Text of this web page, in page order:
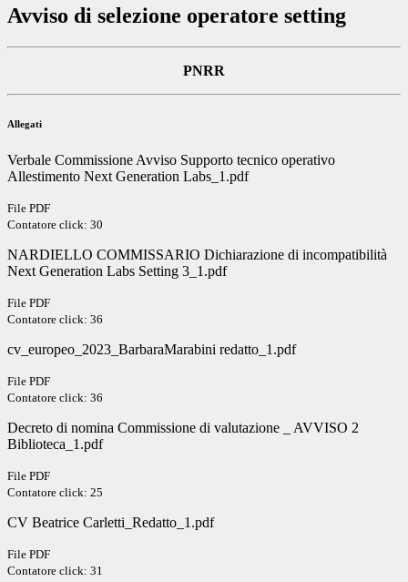
Avviso di selezione operatore setting
PNRR
Allegati
Verbale Commissione Avviso Supporto tecnico operativo
Allestimento Next Generation Labs_1.pdf
File PDF
Contatore click: 30
NARDIELLO COMMISSARIO Dichiarazione di incompatibilità
Next Generation Labs Setting 3_1.pdf
File PDF
Contatore click: 36
cv_europeo_2023_BarbaraMarabini redatto_1.pdf
File PDF
Contatore click: 36
Decreto di nomina Commissione di valutazione _ AVVISO 2
Biblioteca_1.pdf
File PDF
Contatore click: 25
CV Beatrice Carletti_Redatto_1.pdf
File PDF
Contatore click: 31